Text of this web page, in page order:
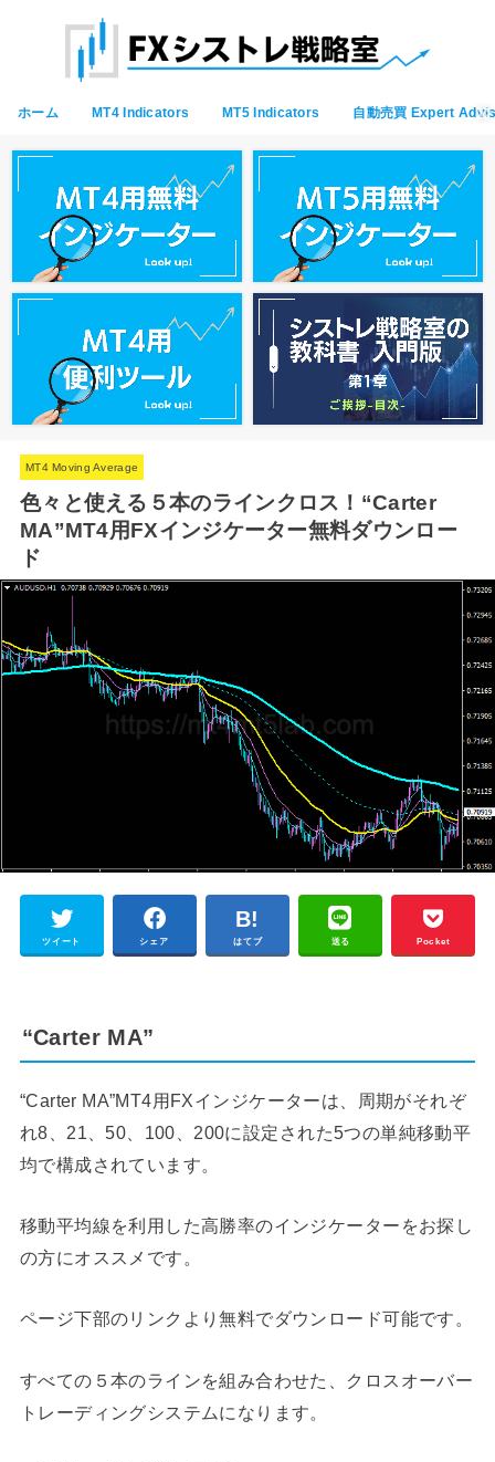
ホーム MT4 Indicators MT5 Indicators 自動売買 Expert
MT4 Moving Average
色々と使える５本のラインクロス！“Carter
MA”MT4用FXインジケーター無料ダウンロー
ド
ツイート シェア はてブ 送る Pocket
“Carter MA”
“Carter MA”MT4用FXインジケーターは、周期がそれぞ
れ8、21、50、100、200に設定された5つの単純移動平
均で構成されています。
移動平均線を利用した高勝率のインジケーターをお探し
の方にオススメです。
ページ下部のリンクより無料でダウンロード可能です。
すべての５本のラインを組み合わせた、クロスオーバー
トレーディングシステムになります。